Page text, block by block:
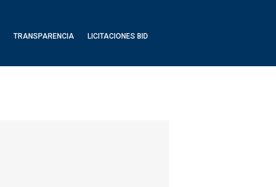
TRANSPARENCIA LICITACIONES BID